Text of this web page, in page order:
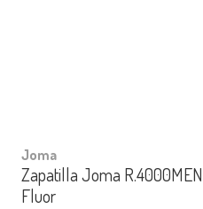
Joma
Zapatilla Joma
Fluor